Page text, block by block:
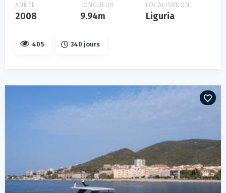
ANNÉE
2008
LONGUEUR
9.94m
LOCALISATION
Liguria
405 340 jours